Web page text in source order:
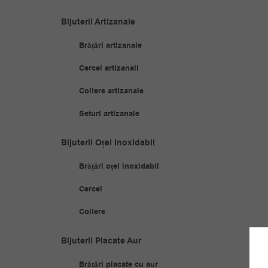
Bijuterii Artizanale
Brățări artizanale
Cercei artizanali
Coliere artizanale
Seturi artizanale
Bijuterii Oțel Inoxidabil
Brățări oțel inoxidabil
Cercei
Coliere
Bijuterii Placate Aur
Brățări placate cu aur